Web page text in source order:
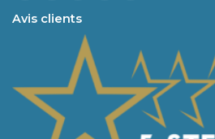
Avis clients